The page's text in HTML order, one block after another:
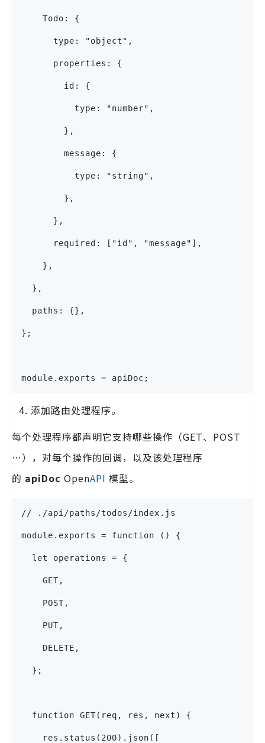
    Todo: {
      type: "object",
      properties: {
        id: {
          type: "number",
        },
        message: {
          type: "string",
        },
      },
      required: ["id", "message"],
    },
  },
  paths: {},
};
module.exports = apiDoc;
添加路由处理程序。
每个处理程序都声明它支持哪些操作（GET、POST
…），对每个操作的回调，以及该处理程序
的 apiDoc OpenAPI 模型。
// ./api/paths/todos/index.js
module.exports = function () {
  let operations = {
    GET,
    POST,
    PUT,
    DELETE,
  };
  function GET(req, res, next) {
    res.status(200).json([